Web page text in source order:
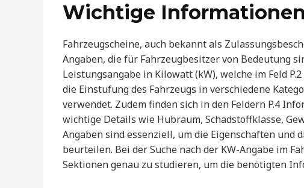
Wichtige
Fahrzeugscheine, auch bekannt als
Angaben, die für Fahrzeugbesitzer von Bedeutung
Leistungsangabe in Kilowatt (kW), welche im Feld
die Einstufung des Fahrzeugs in verschiedene
verwendet. Zudem finden sich in den Feldern P.4
wichtige Details wie Hubraum, Schadstoffklasse,
Angaben sind essenziell, um die Eigenschaften
beurteilen. Bei der Suche nach der KW-Angabe im
Sektionen genau zu studieren, um die benötigten